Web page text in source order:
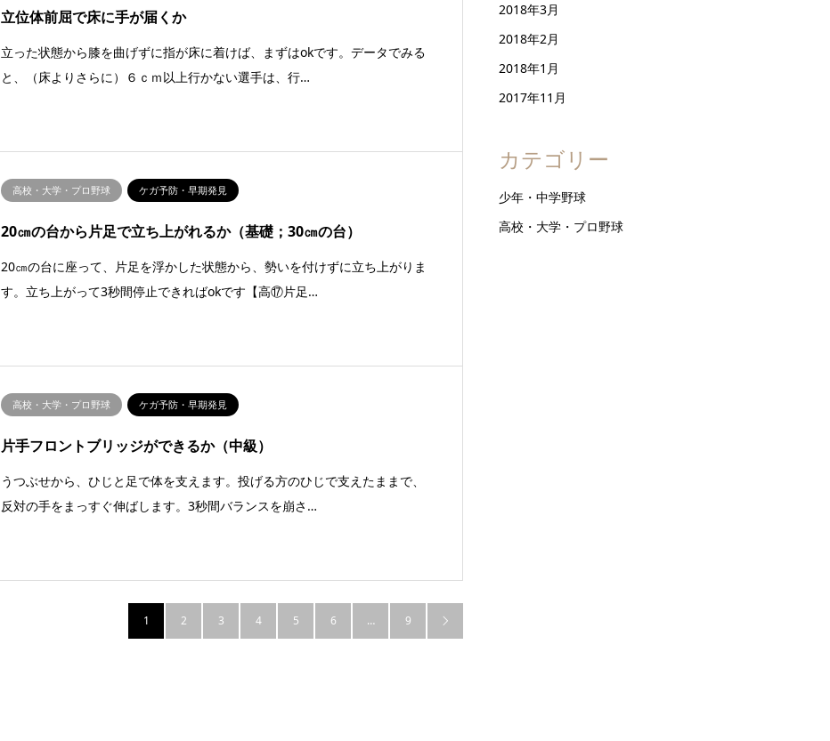
立位体前屈で床に手が届くか
立った状態から膝を曲げずに指が床に着けば、まずはokです。データでみる
と、（床よりさらに）６ｃｍ以上行かない選手は、行…
高校・大学・プロ野球 ケガ予防・早期発見
20㎝の台から片足で立ち上がれるか（基礎；30㎝の台）
20㎝の台に座って、片足を浮かした状態から、勢いを付けずに立ち上がりま
す。立ち上がって3秒間停止できればokです【高⑰片足…
高校・大学・プロ野球 ケガ予防・早期発見
片手フロントブリッジができるか（中級）
うつぶせから、ひじと足で体を支えます。投げる方のひじで支えたままで、
反対の手をまっすぐ伸ばします。3秒間バランスを崩さ…
1 2 3 4 5 6 … 9 
2018年3月
2018年2月
2018年1月
2017年11月
カテゴリー
少年・中学野球
高校・大学・プロ野球